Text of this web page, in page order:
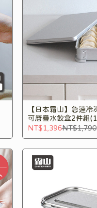
【日本霜山】急速冷
可層疊水餃盒2件組
NT$1,396NT$1,790